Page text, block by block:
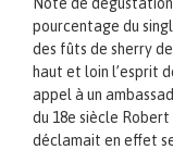
pourcentage du
des fûts de sherry
haut et loin l’esprit
appel à un
du 18e siècle Robert
déclamait en effet